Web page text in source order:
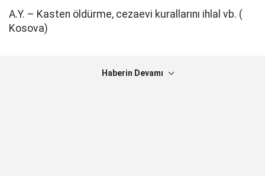
A.Y. – Kasten öldürme, cezaevi kurallarını ihlal vb. (
Kosova)
Haberin Devamı